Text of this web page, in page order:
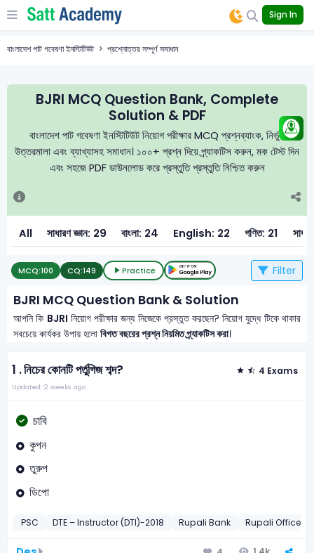
Sign In
বাংলাদেশ পাট গবেষণা ইনস্টিটিউট প্রশ্নোত্তর সম্পূর্ণ সমাধান
BJRI MCQ Question Bank, Complete
Solution & PDF
বাংলাদেশ পাট গবেষণা ইনস্টিটিউট নিয়োগ পরীক্ষার MCQ প্রশ্নব্যাংক, নির্ভুল
উত্তরমালা এবং ব্যাখ্যাসহ সমাধান। ১০০+ প্রশ্ন দিয়ে প্র্যাকটিস করুন, মক টেস্ট দিন
এবং সহজে PDF ডাউনলোড করে প্রস্তুতি প্রস্তুতি নিশ্চিত করুন
All সাধারণ জ্ঞান: 29 বাংলা: 24 English: 22 গণিত: 21
MCQ:100 CQ:149 Practice Filter
BJRI MCQ Question Bank & Solution
আপনি কি BJRI নিয়োগ পরীক্ষার জন্য নিজেকে প্রস্তুত করছেন? নিয়োগ যুদ্ধে টিকে থাকার
সবচেয়ে কার্যকর উপায় হলোবিগত বছরের প্রশ্ন নিয়মিত প্র্যাকটিস করা।
1 .নিচের কোনটি পর্তুগিজ শব্দ? 4 Exams
Updated: 2 weeks ago
চাবি
কুপন
তুরুপ
ডিপো
PSC DTE – Instructor (DTI)-2018 Rupali Bank Rupali Officer-